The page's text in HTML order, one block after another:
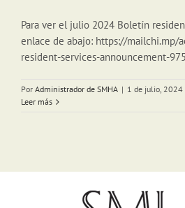
Para ver el julio 2024 Boletín
enlace de abajo: https://mailchi.mp/
resident-services-announcement-
Por Administrador de SMHA | 1 de julio, 2024
Leer más